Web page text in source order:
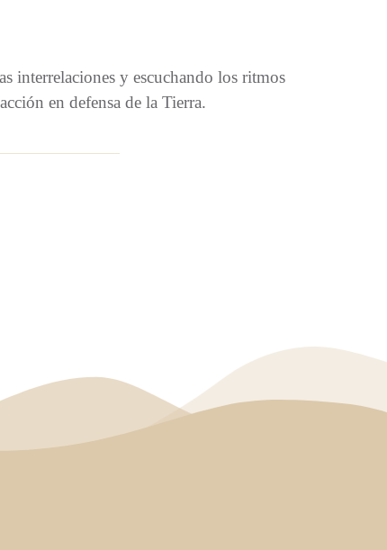
interrelaciones y escuchando los ritmos
en defensa de la Tierra.